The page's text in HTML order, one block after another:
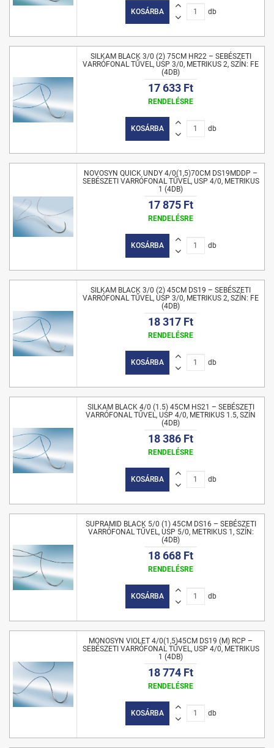
KOSÁRBA db
SILKAM BLACK 3/0 (2) 75CM HR22 – SEBÉSZETI
VARRÓFONAL TŰVEL, USP 3/0, METRIKUS 2, SZÍN: FE
(4DB)
17 633 Ft
RENDELÉSRE
KOSÁRBA db
NOVOSYN QUICK UNDY 4/0(1,5)70CM DS19MDDP –
SEBÉSZETI VARRÓFONAL TŰVEL, USP 4/0, METRIKUS
1 (4DB)
17 875 Ft
RENDELÉSRE
KOSÁRBA db
SILKAM BLACK 3/0 (2) 45CM DS19 – SEBÉSZETI
VARRÓFONAL TŰVEL, USP 3/0, METRIKUS 2, SZÍN: FE
(4DB)
18 317 Ft
RENDELÉSRE
KOSÁRBA db
SILKAM BLACK 4/0 (1.5) 45CM HS21 – SEBÉSZETI
VARRÓFONAL TŰVEL, USP 4/0, METRIKUS 1.5, SZÍN
(4DB)
18 386 Ft
RENDELÉSRE
KOSÁRBA db
SUPRAMID BLACK 5/0 (1) 45CM DS16 – SEBÉSZETI
VARRÓFONAL TŰVEL, USP 5/0, METRIKUS 1, SZÍN:
(4DB)
18 668 Ft
RENDELÉSRE
KOSÁRBA db
MONOSYN VIOLET 4/0(1,5)45CM DS19 (M) RCP –
SEBÉSZETI VARRÓFONAL TŰVEL, USP 4/0, METRIKUS
1 (4DB)
18 774 Ft
RENDELÉSRE
KOSÁRBA db